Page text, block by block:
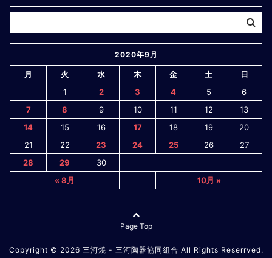
2020年9月
月 火 水 木 金 土 日
« 8月 10月 »
1 2 3 4 5
6
7
8 9 10 11 12
13
14
15 16 17 18 19
20
21
22 23 24 25 26
27
28
29 30
Page Top
Copyright © 2026 三河焼 - 三河陶器協同組合 All Rights Reserrved.